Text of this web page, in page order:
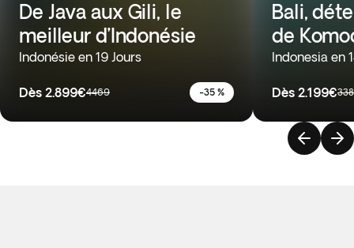
De Java aux Gili, le
meilleur d’Indonésie
Indonésie en 19 Jours
Dès 2.899€4469 -35 %
Bali,
de
Indonesia en
Dès 2.199€